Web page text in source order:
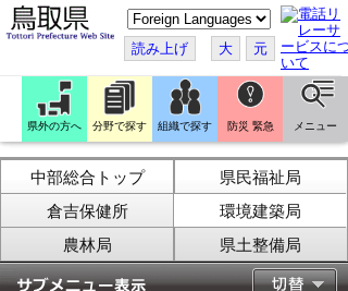
こ
の
ペ
ー
ジ
翻
訳
す
る
読み上げ 大 元
県外の方へ 分野で探す 組織で探す 防災 緊急 メニュー
中部総合トップ
県民福祉局
倉吉保健所
環境建築局
農林局
県土整備局